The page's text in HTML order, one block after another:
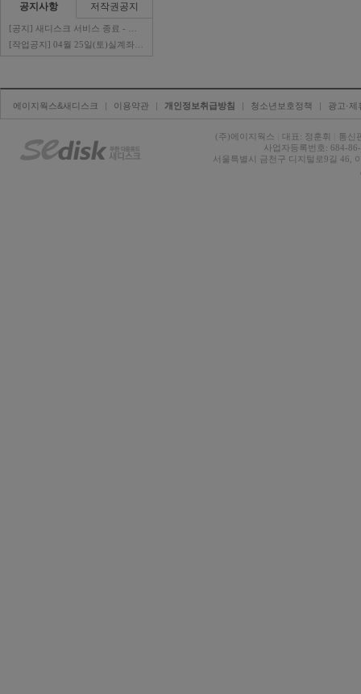
공지사항 저작권공지
에이지웍스&새디스크 | 이용약관 | 개인정보취급방침 | 청소년보호정책 | 광고·제
(주)에이지웍스 대표: 정훈휘
통신
사업자등록번호: 684-
서울특별시 금천구 디지털로9길 46,